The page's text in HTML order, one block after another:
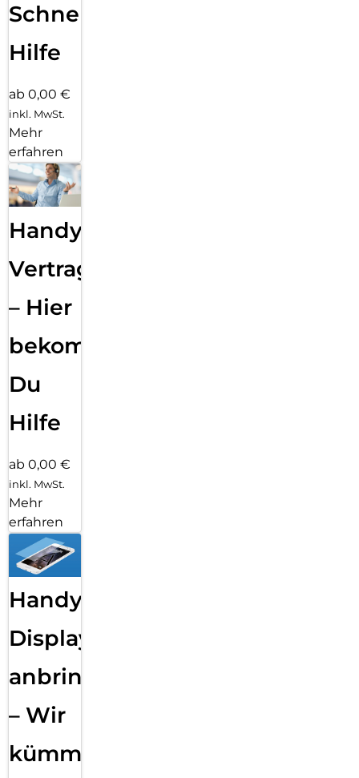
Schnelle
Hilfe
ab 0,00 €
inkl. MwSt.
Mehr
erfahren
Handy
Vertragsabwicklung
– Hier
bekommst
Du
Hilfe
ab 0,00 €
inkl. MwSt.
Mehr
erfahren
Handy
Displayfolie
anbringen
– Wir
kümmern